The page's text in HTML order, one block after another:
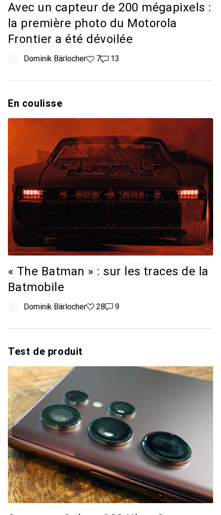
Avec un capteur de 200 mégapixels :
la première photo du Motorola
Frontier a été dévoilée
Dominik Bärlocher7 likes
713 commentaires
13
En coulisse
« The Batman » : sur les traces de la
Batmobile
Dominik Bärlocher28 likes
289 commentaires
9
Test de produit